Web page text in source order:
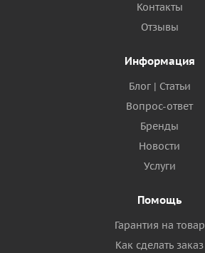
Контакты
Отзывы
Информация
Блог | Статьи
Вопрос-ответ
Бренды
Новости
Услуги
Помощь
Гарантия на товар
Как сделать заказ